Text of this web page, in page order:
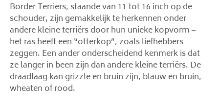
Border Terriers, staande van 11 tot 16 inch op de
schouder, zijn gemakkelijk te herkennen onder
andere kleine terriërs door hun unieke kopvorm –
het ras heeft een “otterkop”, zoals liefhebbers
zeggen. Een ander onderscheidend kenmerk is dat
ze langer in been zijn dan andere kleine terriërs. De
draadlaag kan grizzle en bruin zijn, blauw en bruin,
wheaten of rood.